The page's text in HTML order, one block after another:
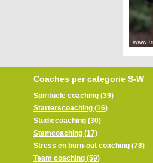
Coaches per categorie S-W
Spirituele coaching (39)
Starterscoaching (16)
Studiecoaching (30)
Stemcoaching (17)
Stress en burn-out coaching (78)
Team coaching (59)